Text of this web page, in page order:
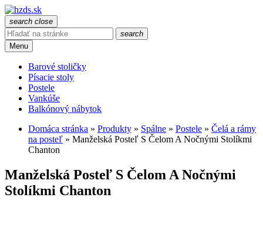
search close
search
Menu
Barové stoličky
Písacie stoly
Postele
Vankúše
Balkónový nábytok
Domáca stránka » Produkty » Spálne » Postele » Čelá a rámy
na posteľ » Manželská Posteľ S Čelom A Nočnými Stolíkmi
Chanton
Manželská Posteľ S Čelom A Nočnými
Stolíkmi Chanton